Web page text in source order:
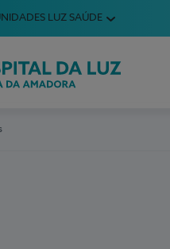
LUZ SAÚDE
Clínica da Amadora